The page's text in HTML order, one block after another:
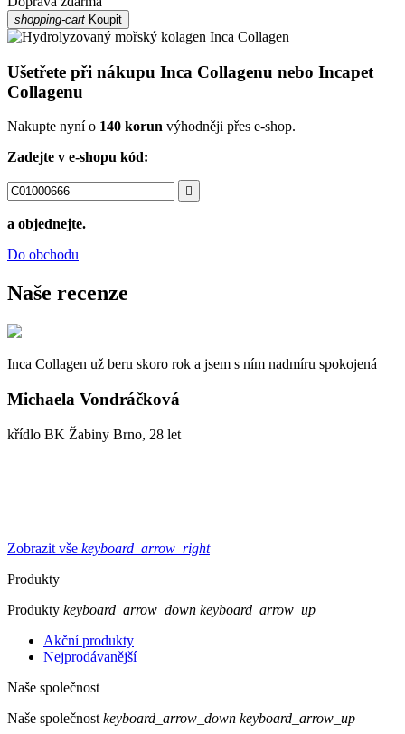
shopping-cart Koupit
Ušetřete při nákupu Inca Collagenu nebo Incapet
Collagenu
Nakupte nyní o 140 korun výhodněji přes e-shop.
Zadejte v e-shopu kód:

a objednejte.
Do obchodu
Naše recenze
Inca Collagen už beru skoro rok a jsem s ním nadmíru spokojená
Michaela Vondráčková
křídlo BK Žabiny Brno, 28 let
Zobrazit vše keyboard_arrow_right
Produkty
Produkty keyboard_arrow_down keyboard_arrow_up
Akční produkty
Nejprodávanější
Naše společnost
Naše společnost keyboard_arrow_down keyboard_arrow_up